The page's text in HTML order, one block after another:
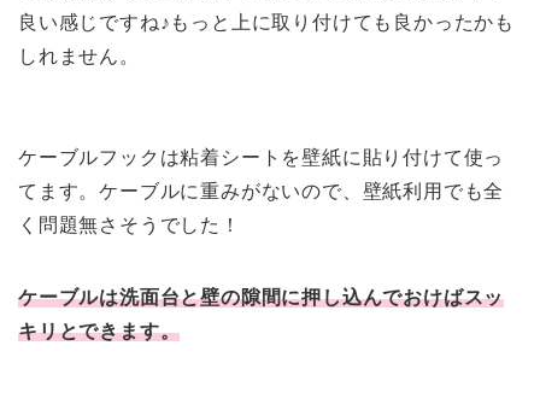
良い感じですね♪もっと上に取り付けても良かったかも
しれません。
ケーブルフックは粘着シートを壁紙に貼り付けて使っ
てます。ケーブルに重みがないので、壁紙利用でも全
く問題無さそうでした！
ケーブルは洗面台と壁の隙間に押し込んでおけばスッ
キリとできます。